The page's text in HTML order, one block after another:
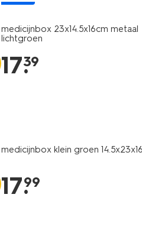
medicijnbox 23x14.5x16cm metaal
lichtgroen
17.
39
medicijnbox klein groen
17.
99